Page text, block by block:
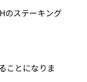
のステーキング
ことになりま